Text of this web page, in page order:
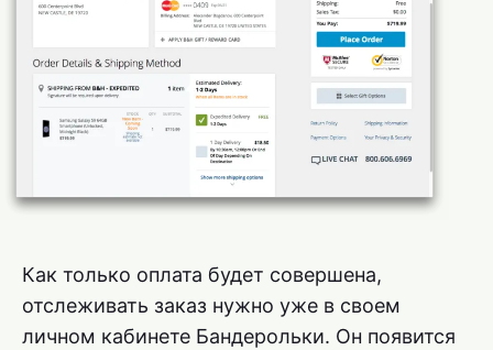
Как только оплата будет совершена,
отслеживать заказ нужно уже в своем
личном кабинете Бандерольки. Он появится